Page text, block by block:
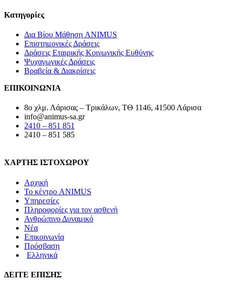
Κατηγορίες
Δια Βίου Μάθηση ANIMUS
Επιστημονικές Δράσεις
Δράσεις Εταιρικής Κοινωνικής Ευθύνης
Ψυχαγωγικές Δράσεις
Βραβεία & Διακρίσεις
ΕΠΙΚΟΙΝΩΝΙΑ
8ο χλμ. Λάρισας – Τρικάλων, ΤΘ 1146, 41500 Λάρισα
info@animus-sa.gr
2410 – 851 851
2410 – 851 585
ΧΑΡΤΗΣ ΙΣΤΟΧΩΡΟΥ
Αρχική
Το κέντρο ANIMUS
Υπηρεσίες
Πληροφορίες για τον ασθενή
Ανθρώπινο Δυναμικό
Νέα
Επικοινωνία
Πρόσβαση
Ελληνικά
ΔΕΙΤΕ ΕΠΙΣΗΣ